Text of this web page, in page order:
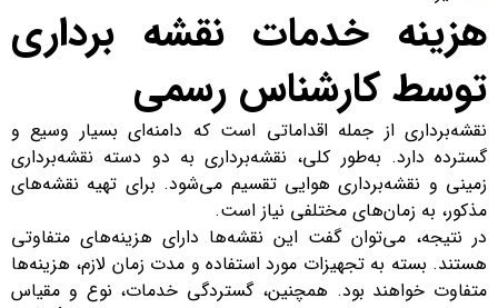
هزینه خدمات نقشه برداری
توسط کارشناس رسمی
نقشه‌برداری از جمله اقداماتی است که دامنه‌ای بسیار وسیع و
گسترده دارد. به‌طور کلی، نقشه‌برداری به دو دسته نقشه‌برداری
زمینی و نقشه‌برداری هوایی تقسیم می‌شود. برای تهیه نقشه‌های
مذکور، به زمان‌های مختلفی نیاز است.
در نتیجه، می‌توان گفت این نقشه‌ها دارای هزینه‌های متفاوتی
هستند. بسته به تجهیزات مورد استفاده و مدت زمان لازم، هزینه‌ها
متفاوت خواهند بود. همچنین، گستردگی خدمات، نوع و مقیاس